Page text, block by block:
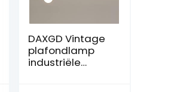
DAXGD Vintage
plafondlamp
industriële